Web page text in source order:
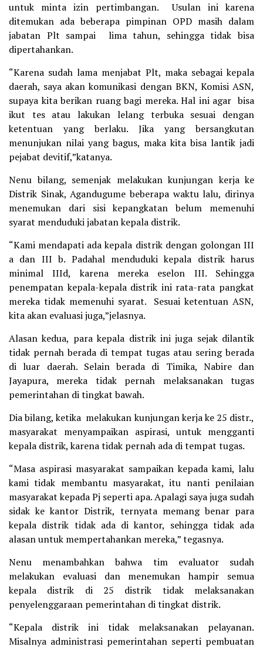
untuk minta izin pertimbangan. Usulan ini karena
ditemukan ada beberapa pimpinan OPD masih dalam
jabatan Plt sampai lima tahun, sehingga tidak bisa
dipertahankan.
“Karena sudah lama menjabat Plt, maka sebagai kepala
daerah, saya akan komunikasi dengan BKN, Komisi ASN,
supaya kita berikan ruang bagi mereka. Hal ini agar bisa
ikut tes atau lakukan lelang terbuka sesuai dengan
ketentuan yang berlaku. Jika yang bersangkutan
menunjukan nilai yang bagus, maka kita bisa lantik jadi
pejabat devitif,”katanya.
Nenu bilang, semenjak melakukan kunjungan kerja ke
Distrik Sinak, Agandugume beberapa waktu lalu, dirinya
menemukan dari sisi kepangkatan belum memenuhi
syarat menduduki jabatan kepala distrik.
“Kami mendapati ada kepala distrik dengan golongan III
a dan III b. Padahal menduduki kepala distrik harus
minimal IIId, karena mereka eselon III. Sehingga
penempatan kepala-kepala distrik ini rata-rata pangkat
mereka tidak memenuhi syarat. Sesuai ketentuan ASN,
kita akan evaluasi juga,”jelasnya.
Alasan kedua, para kepala distrik ini juga sejak dilantik
tidak pernah berada di tempat tugas atau sering berada
di luar daerah. Selain berada di Timika, Nabire dan
Jayapura, mereka tidak pernah melaksanakan tugas
pemerintahan di tingkat bawah.
Dia bilang, ketika melakukan kunjungan kerja ke 25 distr.,
masyarakat menyampaikan aspirasi, untuk mengganti
kepala distrik, karena tidak pernah ada di tempat tugas.
“Masa aspirasi masyarakat sampaikan kepada kami, lalu
kami tidak membantu masyarakat, itu nanti penilaian
masyarakat kepada Pj seperti apa. Apalagi saya juga sudah
sidak ke kantor Distrik, ternyata memang benar para
kepala distrik tidak ada di kantor, sehingga tidak ada
alasan untuk mempertahankan mereka,” tegasnya.
Nenu menambahkan bahwa tim evaluator sudah
melakukan evaluasi dan menemukan hampir semua
kepala distrik di 25 distrik tidak melaksanakan
penyelenggaraan pemerintahan di tingkat distrik.
“Kepala distrik ini tidak melaksanakan pelayanan.
Misalnya administrasi pemerintahan seperti pembuatan